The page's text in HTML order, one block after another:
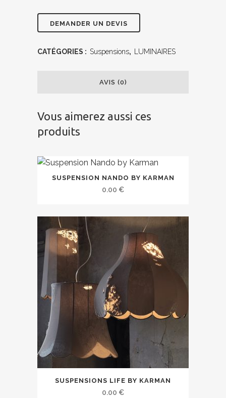
CATÉGORIES : Suspensions, LUMINAIRES
AVIS (0)
Vous aimerez aussi ces
produits
SUSPENSION NANDO BY KARMAN
0.00 €
SUSPENSIONS LIFE BY KARMAN
0.00 €